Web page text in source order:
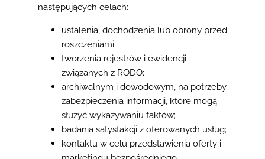
następujących celach:
ustalenia, dochodzenia lub obrony przed
roszczeniami;
tworzenia rejestrów i ewidencji
związanych z RODO;
archiwalnym i dowodowym, na potrzeby
zabezpieczenia informacji, które mogą
służyć wykazywaniu faktów;
badania satysfakcji z oferowanych usług;
kontaktu w celu przedstawienia oferty i